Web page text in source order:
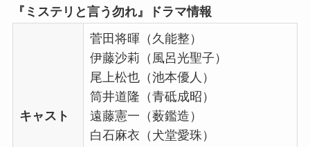
『ミステリと言う勿れ』ドラマ情報
キャスト
菅田将暉（久能整）
伊藤沙莉（風呂光聖子）
尾上松也（池本優人）
筒井道隆（青砥成昭）
遠藤憲一（薮鑑造）
白石麻衣（犬堂愛珠）